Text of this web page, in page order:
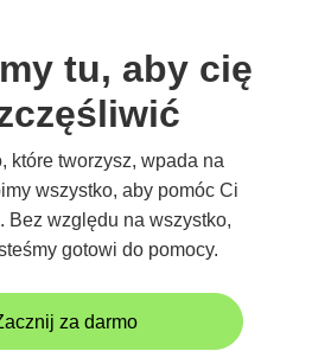
tu, aby cię
które tworzysz, wpada na
wszystko, aby pomóc Ci
Bez względu na wszystko,
gotowi do pomocy.
za darmo